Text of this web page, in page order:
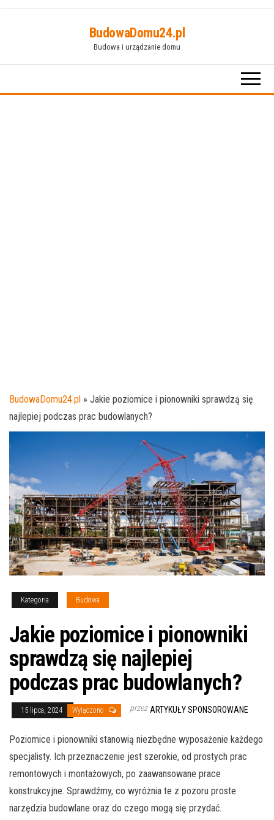
BudowaDomu24.pl
Budowa i urządzanie domu
BudowaDomu24.pl » Jakie poziomice i pionowniki sprawdzą się
najlepiej podczas prac budowlanych?
Kategoria Budowa
Jakie poziomice i pionowniki
sprawdzą się najlepiej
podczas prac budowlanych?
15 lipca, 2024 Wyłączono przez ARTYKUŁY SPONSOROWANE
Poziomice i pionowniki stanowią niezbędne wyposażenie każdego
specjalisty. Ich przeznaczenie jest szerokie, od prostych prac
remontowych i montażowych, po zaawansowane prace
konstrukcyjne. Sprawdźmy, co wyróżnia te z pozoru proste
narzędzia budowlane oraz do czego mogą się przydać.